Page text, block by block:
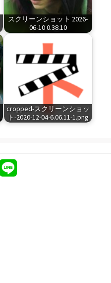
スクリーンショット 2026-
06-10 0.38.10
cropped-スクリーンショッ
ト-2020-12-04-6.06.11-1.png